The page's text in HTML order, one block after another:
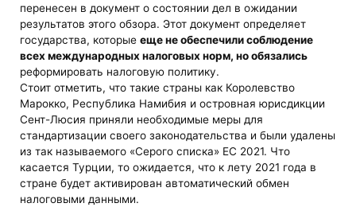
перенесен в документ о состоянии дел в ожидании
результатов этого обзора. Этот документ определяет
государства, которыееще не обеспечили соблюдение
всех международных налоговых норм, но обязались
реформировать налоговую политику.
Стоит отметить, что такие страны как Королевство
Марокко, Республика Намибия и островная юрисдикции
Сент-Люсия приняли необходимые меры для
стандартизации своего законодательства и были удалены
из так называемого «Серого списка» ЕС 2021. Что
касается Турции, то ожидается, что к лету 2021 года в
стране будет активирован автоматический обмен
налоговыми данными.